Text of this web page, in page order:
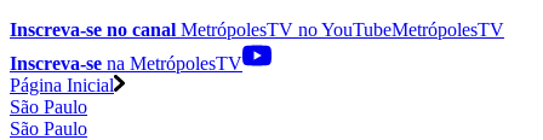
Inscreva-se no canal MetrópolesTV noYouTubeMetrópolesTV
Inscreva-se na MetrópolesTV
Página Inicial
São Paulo
São Paulo